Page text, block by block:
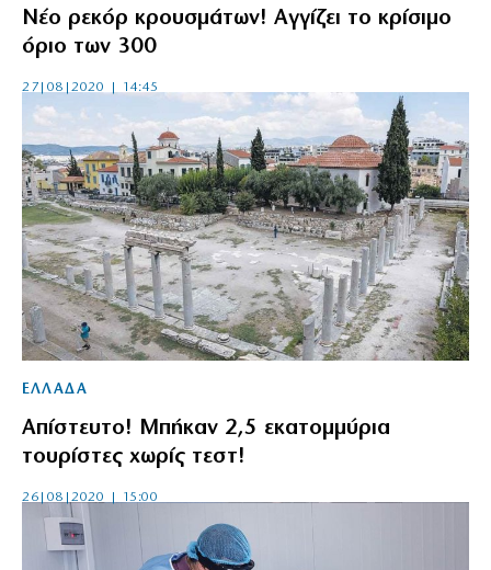
Νέο ρεκόρ κρουσμάτων! Αγγίζει το κρίσιμο
όριο των 300
27|08|2020 | 14:45
ΕΛΛΑΔΑ
Απίστευτο! Μπήκαν 2,5 εκατομμύρια
τουρίστες χωρίς τεστ!
26|08|2020 | 15:00